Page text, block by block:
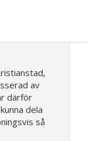
av
därför
dela
så